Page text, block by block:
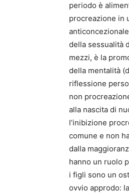
periodo è
procreazione in
della sessualità
mezzi, è la
della mentalità
riflessione
non
alla nascita di
l’inibizione
comune e non
dalla
hanno un ruolo
i figli sono un
ovvio approdo: